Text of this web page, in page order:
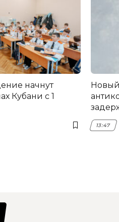
начнут
Кубани с 1
НЭСК
13:47